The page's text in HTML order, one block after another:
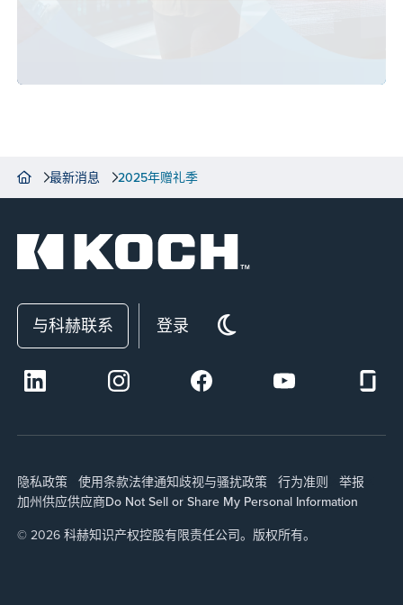
最新消息 2025年赠礼季
与科赫联系 登录
隐私政策 使用条款法律通知歧视与骚扰政策 行为准则
举报
加州供应供应商Do Not Sell or Share My Personal Information
© 2026 科赫知识产权控股有限责任公司。版权所有。